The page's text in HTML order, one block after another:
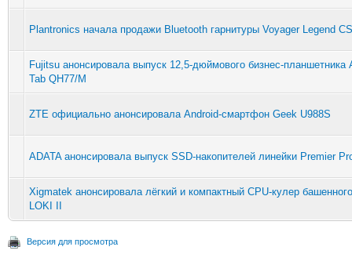
Plantronics начала продажи Bluetooth гарнитуры Voyager Legend CS
Fujitsu анонсировала выпуск 12,5-дюймового бизнес-планшетника
Tab QH77/M
ZTE официально анонсировала Android-смартфон Geek U988S
ADATA анонсировала выпуск SSD-накопителей линейки Premier
Xigmatek анонсировала лёгкий и компактный CPU-кулер
LOKI II
Версия для просмотра